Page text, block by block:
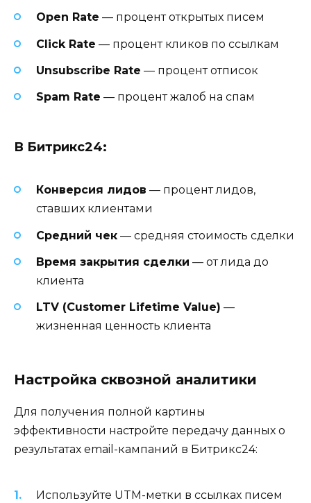
Open Rate — процент открытых писем
Click Rate — процент кликов по ссылкам
Unsubscribe Rate — процент отписок
Spam Rate — процент жалоб на спам
В Битрикс24:
Конверсия лидов — процент лидов,
ставших клиентами
Средний чек — средняя стоимость сделки
Время закрытия сделки — от лида до
клиента
LTV (Customer Lifetime Value) —
жизненная ценность клиента
Настройка сквозной аналитики
Для получения полной картины
эффективности настройте передачу данных о
результатах email-кампаний в Битрикс24:
Используйте UTM-метки в ссылках писем